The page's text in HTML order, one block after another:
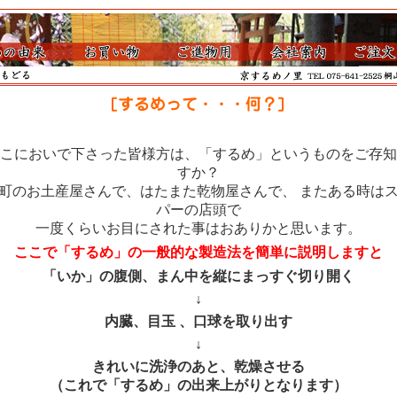
においで下さった皆様方は、「するめ」というものをご存
すか？
のお土産屋さんで、はたまた乾物屋さんで、 またある時は
パーの店頭で
一度くらいお目にされた事はおありかと思います。
ここで「するめ」の一般的な製造法を簡単に説明しますと
「いか」の腹側、まん中を縦にまっすぐ切り開く
↓
内臓、目玉 、口球を取り出す
↓
きれいに洗浄のあと、乾燥させる
（これで「するめ」の出来上がりとなります）